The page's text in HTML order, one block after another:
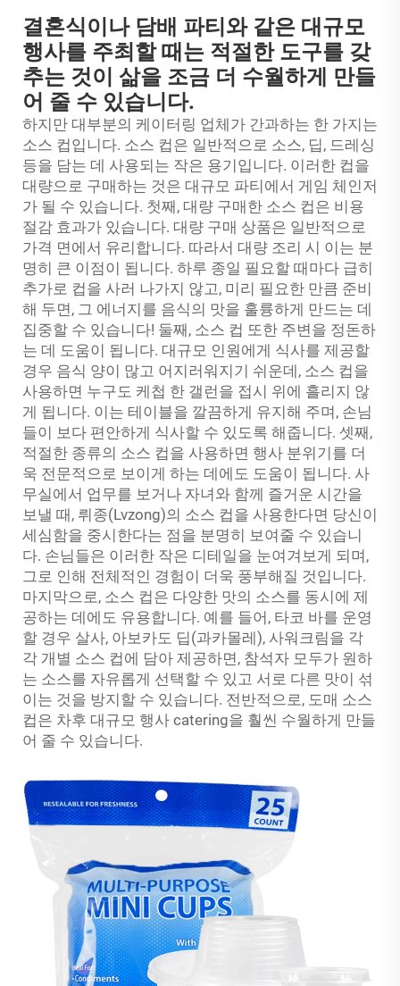
결혼식이나 담배 파티와 같은 대규모
행사를 주최할 때는 적절한 도구를 갖
추는 것이 삶을 조금 더 수월하게 만들
어 줄 수 있습니다.
하지만 대부분의 케이터링 업체가 간과하는 한 가지는
소스 컵입니다. 소스 컵은 일반적으로 소스, 딥, 드레싱
등을 담는 데 사용되는 작은 용기입니다. 이러한 컵을
대량으로 구매하는 것은 대규모 파티에서 게임 체인저
가 될 수 있습니다. 첫째, 대량 구매한 소스 컵은 비용
절감 효과가 있습니다. 대량 구매 상품은 일반적으로
가격 면에서 유리합니다. 따라서 대량 조리 시 이는 분
명히 큰 이점이 됩니다. 하루 종일 필요할 때마다 급히
추가로 컵을 사러 나가지 않고, 미리 필요한 만큼 준비
해 두면, 그 에너지를 음식의 맛을 훌륭하게 만드는 데
집중할 수 있습니다! 둘째, 소스 컵 또한 주변을 정돈하
는 데 도움이 됩니다. 대규모 인원에게 식사를 제공할
경우 음식 양이 많고 어지러워지기 쉬운데, 소스 컵을
사용하면 누구도 케첩 한 갤런을 접시 위에 흘리지 않
게 됩니다. 이는 테이블을 깔끔하게 유지해 주며, 손님
들이 보다 편안하게 식사할 수 있도록 해줍니다. 셋째,
적절한 종류의 소스 컵을 사용하면 행사 분위기를 더
욱 전문적으로 보이게 하는 데에도 도움이 됩니다. 사
무실에서 업무를 보거나 자녀와 함께 즐거운 시간을
보낼 때, 뤼종(Lvzong)의 소스 컵을 사용한다면 당신이
세심함을 중시한다는 점을 분명히 보여줄 수 있습니
다. 손님들은 이러한 작은 디테일을 눈여겨보게 되며,
그로 인해 전체적인 경험이 더욱 풍부해질 것입니다.
마지막으로, 소스 컵은 다양한 맛의 소스를 동시에 제
공하는 데에도 유용합니다. 예를 들어, 타코 바를 운영
할 경우 살사, 아보카도 딥(과카몰레), 사워크림을 각
각 개별 소스 컵에 담아 제공하면, 참석자 모두가 원하
는 소스를 자유롭게 선택할 수 있고 서로 다른 맛이 섞
이는 것을 방지할 수 있습니다. 전반적으로, 도매 소스
컵은 차후 대규모 행사 catering을 훨씬 수월하게 만들
어 줄 수 있습니다.